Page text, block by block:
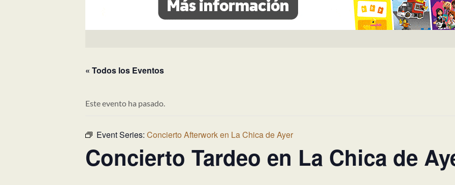
« Todos los Eventos
Este evento ha pasado.
Event Series: Concierto Afterwork en La Chica de Ayer
Concierto Tardeo en La Chica de